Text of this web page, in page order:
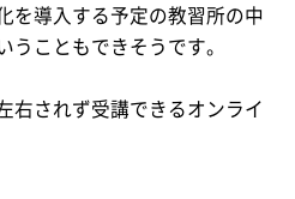
を導入する予定の教習所の中
こともできそうです。
右されず受講できるオンライ